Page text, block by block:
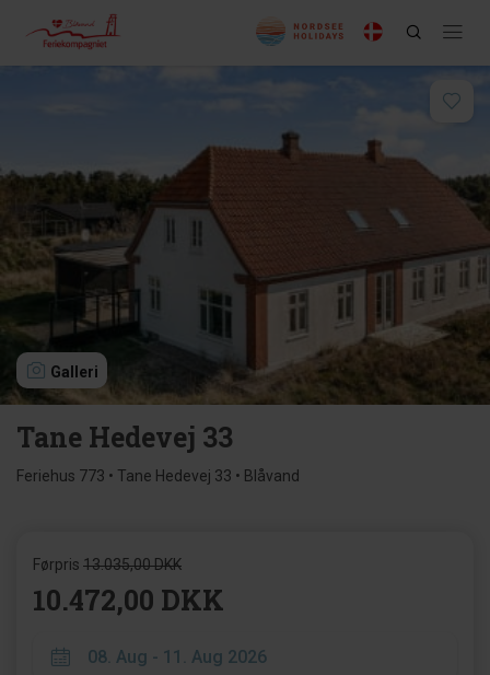
Galleri
Tane Hedevej 33
Feriehus 773 • Tane Hedevej 33 • Blåvand
Førpris 13.035,00 DKK
10.472,00 DKK